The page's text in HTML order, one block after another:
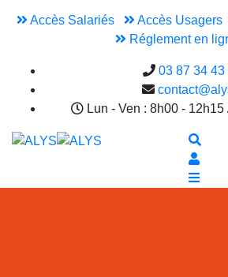
Accès Salariés Accès Usagers
Réglement en
03 87 34 43
Lun - Ven : 8h00 - 12h15